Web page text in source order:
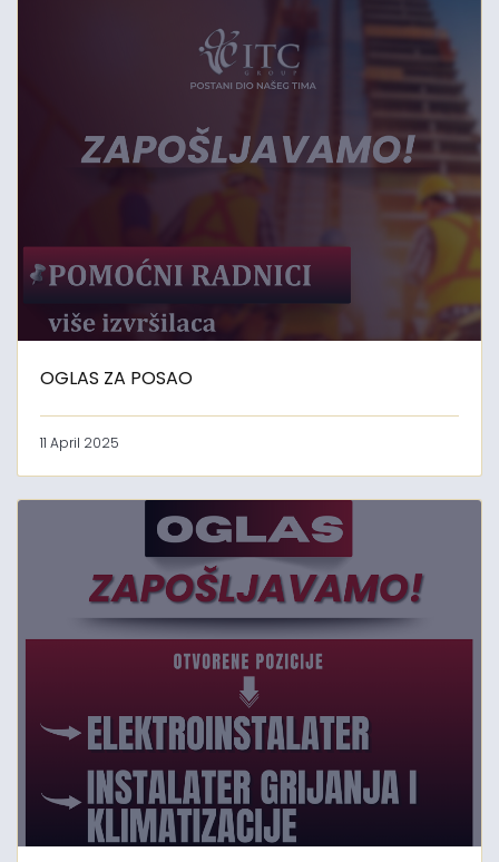
OGLAS ZA POSAO
11 April 2025